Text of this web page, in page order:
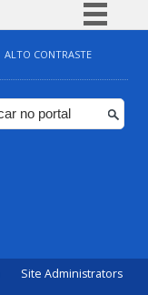
Simplifique!
Comunica BR
Participe
ALTO CONTRASTE
Site Administrators